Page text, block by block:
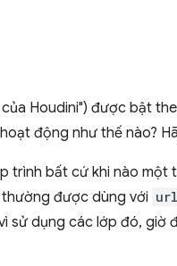
Houdini") được bật
động như thế nào?
bất cứ khi nào một
thường được dùng với
sử dụng các lớp đó, giờ